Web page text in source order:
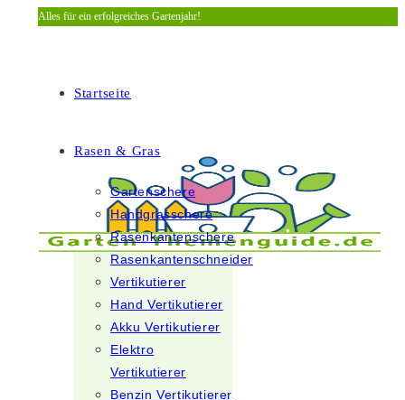
Zum
Alles für ein erfolgreiches Gartenjahr!
Startseite
Rasen & Gras
Gartenschere
Handgrasschere
Rasenkantenschere
Rasenkantenschneider
Vertikutierer
Hand Vertikutierer
Akku Vertikutierer
Elektro
Vertikutierer
Benzin Vertikutierer